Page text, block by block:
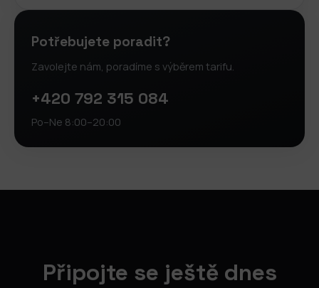
Potřebujete poradit?
Zavolejte nám, poradíme s výběrem tarifu.
+420 792 315 084
Po–Ne 8:00–20:00
Připojte se ještě dnes